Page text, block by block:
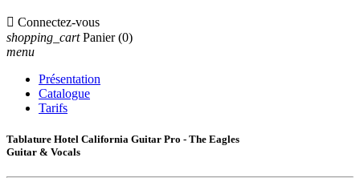
 Connectez-vous
shopping_cart Panier (0)
menu
Présentation
Catalogue
Tarifs
Tablature Hotel California Guitar Pro - The Eagles
Guitar & Vocals